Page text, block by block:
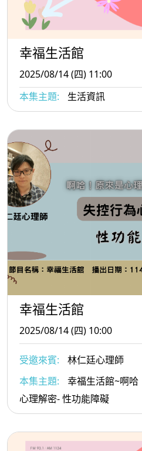
幸福生活館
2025/08/14 (四) 11:00
本集主題:
生活資訊
幸福生活館
2025/08/14 (四) 10:00
受邀來賓:
林仁廷心理師
本集主題:
幸福生活館~啊
心理解密- 性功能障礙